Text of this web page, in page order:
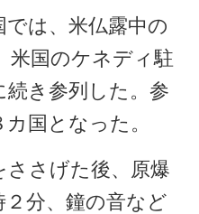
は、米仏露中の
米国のケネディ駐
続き参列した。参
国となった。
さげた後、原爆
分、鐘の音など